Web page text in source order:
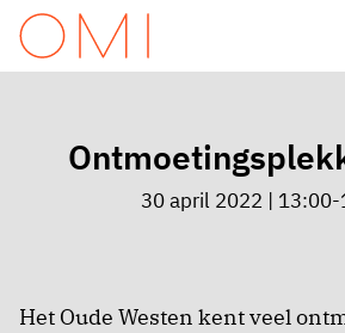
30 april 2022 |
Het Oude Westen kent veel